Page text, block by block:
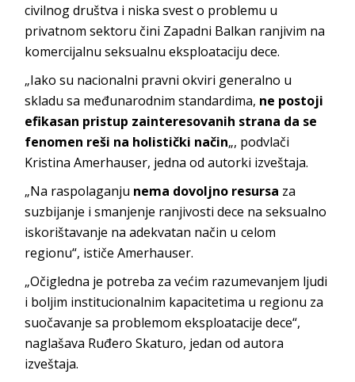
civilnog društva i niska svest o problemu u
privatnom sektoru čini Zapadni Balkan ranjivim na
komercijalnu seksualnu eksploataciju dece.
„Iako su nacionalni pravni okviri generalno u
skladu sa međunarodnim standardima, ne postoji
efikasan pristup zainteresovanih strana da se
fenomen reši na holistički način„, podvlači
Kristina Amerhauser, jedna od autorki izveštaja.
„Na raspolaganju nema dovoljno resursa za
suzbijanje i smanjenje ranjivosti dece na seksualno
iskorištavanje na adekvatan način u celom
regionu“, ističe Amerhauser.
„Očigledna je potreba za većim razumevanjem ljudi
i boljim institucionalnim kapacitetima u regionu za
suočavanje sa problemom eksploatacije dece“,
naglašava Ruđero Skaturo, jedan od autora
izveštaja.